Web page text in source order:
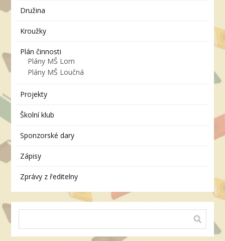
Družina
Kroužky
Plán činnosti
Plány MŠ Lom
Plány MŠ Loučná
Projekty
Školní klub
Sponzorské dary
Zápisy
Zprávy z ředitelny